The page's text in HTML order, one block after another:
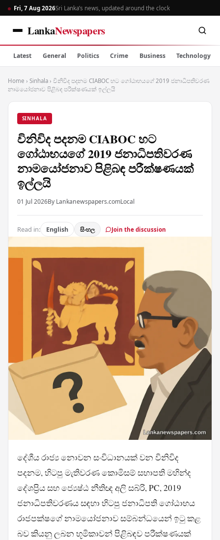
Fri, 7 Aug 2026Sri Lanka’s news, updated around the clock
LankaNewspapers
Latest General Politics Crime Business Technology
Home › Sinhala › විනිවිද පදනම CIABOC හට ගෝඨාභයගේ 2019 ජනාධිපතිවරණ
නාමයෝජනාව පිළිබඳ පරීක්ෂණයක් ඉල්ලයි
SINHALA
විනිවිද පදනම CIABOC හට
ගෝඨාභයගේ 2019 ජනාධිපතිවරණ
නාමයෝජනාව පිළිබඳ පරීක්ෂණයක්
ඉල්ලයි
01 Jul 2026By Lankanewspapers.comLocal
Read in: English සිංහල Join the discussion
දේශීය රාජ්‍ය නොවන සංවිධානයක් වන විනිවිද
පදනම, හිටපු මැතිවරණ කොමිසම් සභාපති මහින්ද
දේශප්‍රිය සහ ජ්‍යෙෂ්ඨ නීතිඥ අලි සබ්රි, PC, 2019
ජනාධිපතිවරණය සඳහා හිටපු ජනාධිපති ගෝඨාභය
රාජපක්ෂගේ නාමයෝජනාව සම්බන්ධයෙන් ඉටු කළ
බව කියනු ලබන භූමිකාවන් පිළිබඳව පරීක්ෂණයක්